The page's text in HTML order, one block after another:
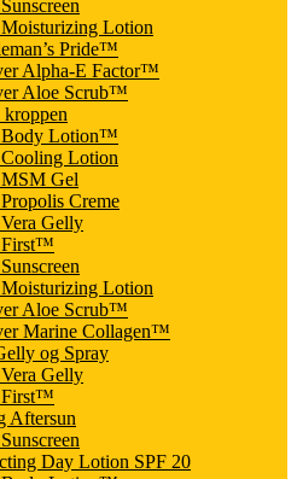
Lotion
Pride™
Alpha-E Factor™
Aloe Scrub™
Body Lotion™
Lotion
Gel
Creme
Gelly
First™
Lotion
Aloe Scrub™
Marine Collagen™
og Spray
Gelly
First™
Aftersun
Day Lotion SPF 20